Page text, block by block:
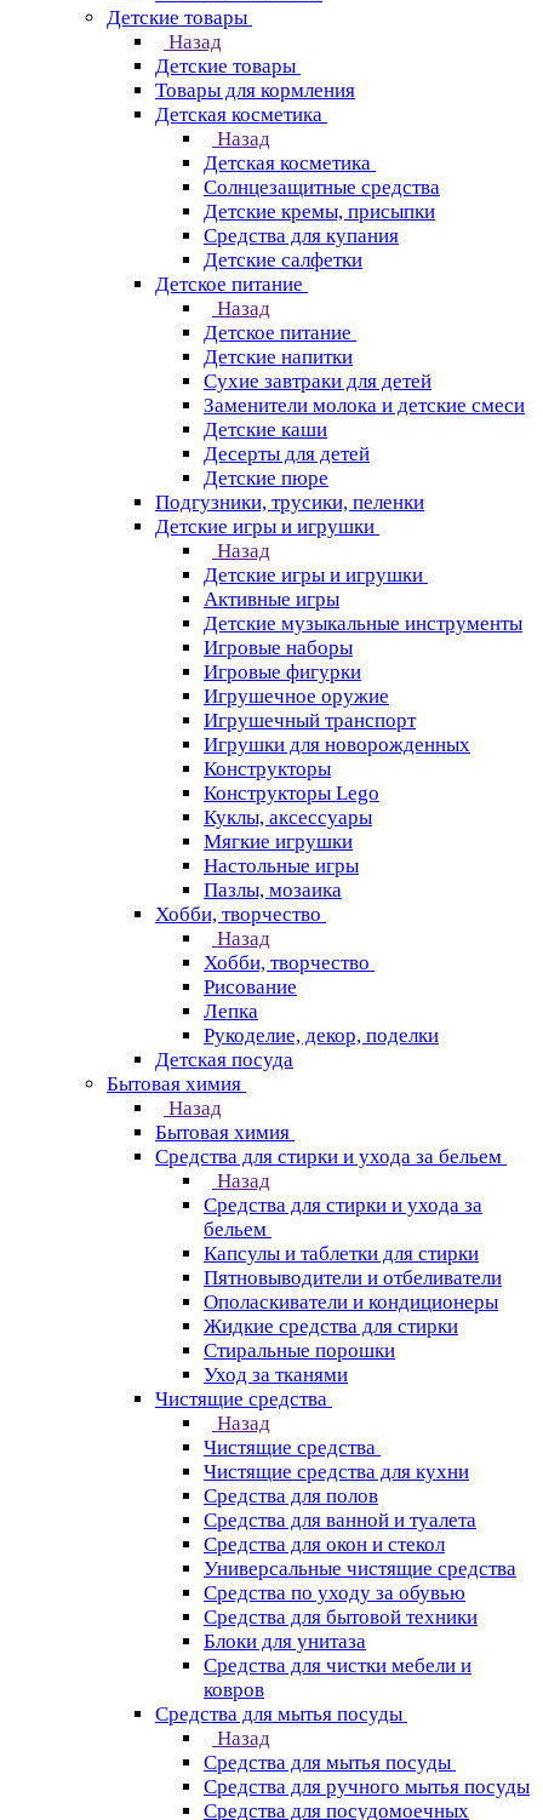
Детские товары
Назад
Детские товары
Товары для кормления
Детская косметика
Назад
Детская косметика
Солнцезащитные средства
Детские кремы, присыпки
Средства для купания
Детские салфетки
Детское питание
Назад
Детское питание
Детские напитки
Сухие завтраки для детей
Заменители молока и детские смеси
Детские каши
Десерты для детей
Детские пюре
Подгузники, трусики, пеленки
Детские игры и игрушки
Назад
Детские игры и игрушки
Активные игры
Детские музыкальные инструменты
Игровые наборы
Игровые фигурки
Игрушечное оружие
Игрушечный транспорт
Игрушки для новорожденных
Конструкторы
Конструкторы Lego
Куклы, аксессуары
Мягкие игрушки
Настольные игры
Пазлы, мозаика
Хобби, творчество
Назад
Хобби, творчество
Рисование
Лепка
Рукоделие, декор, поделки
Детская посуда
Бытовая химия
Назад
Бытовая химия
Средства для стирки и ухода за бельем
Назад
Средства для стирки и ухода за
бельем
Капсулы и таблетки для стирки
Пятновыводители и отбеливатели
Ополаскиватели и кондиционеры
Жидкие средства для стирки
Стиральные порошки
Уход за тканями
Чистящие средства
Назад
Чистящие средства
Чистящие средства для кухни
Средства для полов
Средства для ванной и туалета
Средства для окон и стекол
Универсальные чистящие средства
Средства по уходу за обувью
Средства для бытовой техники
Блоки для унитаза
Средства для чистки мебели и
ковров
Средства для мытья посуды
Назад
Средства для мытья посуды
Средства для ручного мытья посуды
Средства для посудомоечных